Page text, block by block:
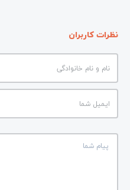
نظرات کاربران